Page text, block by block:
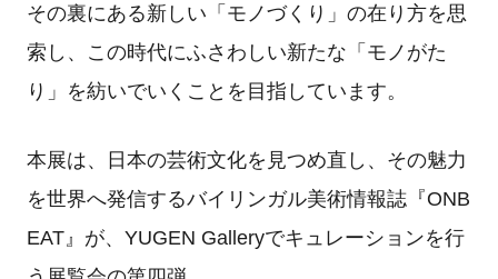
その裏にある新しい「モノづくり」の在り方を思
索し、この時代にふさわしい新たな「モノがた
り」を紡いでいくことを目指しています。
本展は、日本の芸術文化を見つめ直し、その魅力
を世界へ発信するバイリンガル美術情報誌『ONB
EAT』が、YUGEN Galleryでキュレーションを行